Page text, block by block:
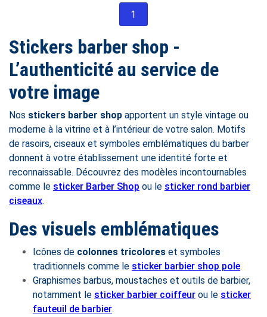
1
Stickers barber shop -
L’authenticité au service de
votre image
Nos stickers barber shop apportent un style vintage ou
moderne à la vitrine et à l’intérieur de votre salon. Motifs
de rasoirs, ciseaux et symboles emblématiques du barber
donnent à votre établissement une identité forte et
reconnaissable. Découvrez des modèles incontournables
comme le sticker Barber Shop ou le sticker rond barbier
ciseaux.
Des visuels emblématiques
Icônes de colonnes tricolores et symboles
traditionnels comme le sticker barbier shop pole.
Graphismes barbus, moustaches et outils de barbier,
notamment le sticker barbier coiffeur ou le sticker
fauteuil de barbier.